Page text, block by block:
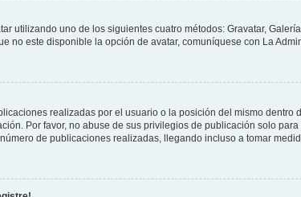
utilizando uno de los siguientes cuatro métodos: Gravatar,
no este disponible la opción de avatar, comuníquese con La
realizadas por el usuario o la posición del mismo dentro
Por favor, no abuse de sus privilegios de publicación solo
de publicaciones realizadas, llegando incluso a tomar